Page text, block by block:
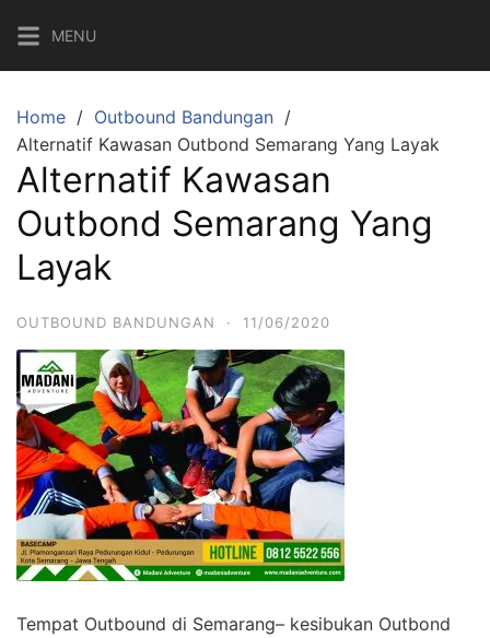
content
MENU
Home
Outbound Bandungan
Alternatif Kawasan Outbond Semarang Yang Layak
Alternatif Kawasan
Outbond Semarang Yang
Layak
OUTBOUND BANDUNGAN · 11/06/2020
Tempat Outbound di Semarang– kesibukan Outbond